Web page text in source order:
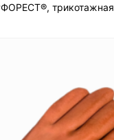
трикотажная